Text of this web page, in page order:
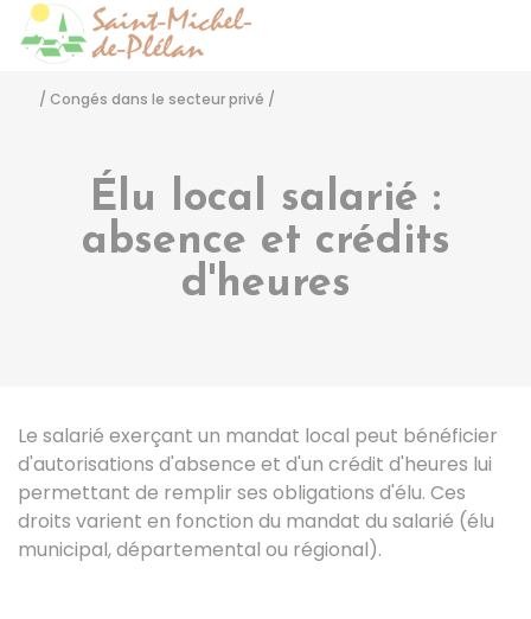
/ Congés dans le secteur privé /
Élu local salarié :
absence et crédits
d'heures
Le salarié exerçant un mandat local peut bénéficier
d'autorisations d'absence et d'un crédit d'heures lui
permettant de remplir ses obligations d'élu. Ces
droits varient en fonction du mandat du salarié (élu
municipal, départemental ou régional).